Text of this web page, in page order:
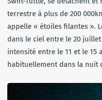
terrestre à plus de 200
appelle « étoiles filantes ».
dans le ciel entre le 20
intensité entre le 11 et le 15
habituellement dans la nuit